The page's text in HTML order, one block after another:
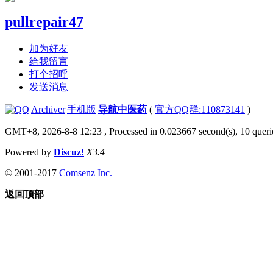
pullrepair47
加为好友
给我留言
打个招呼
发送消息
|Archiver|手机版|导航中医药 ( 官方QQ群:110873141 )
GMT+8, 2026-8-8 12:23 , Processed in 0.023667 second(s), 10
Powered by Discuz! X3.4
© 2001-2017 Comsenz Inc.
返回顶部